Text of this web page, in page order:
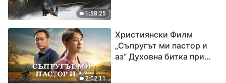
1:58:25
Исус
2:02:11
Християнски Филм
„Съпругът ми пастор и
аз“ Духовна битка при